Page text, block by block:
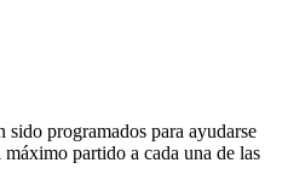
programados para ayudarse
partido a cada una de las